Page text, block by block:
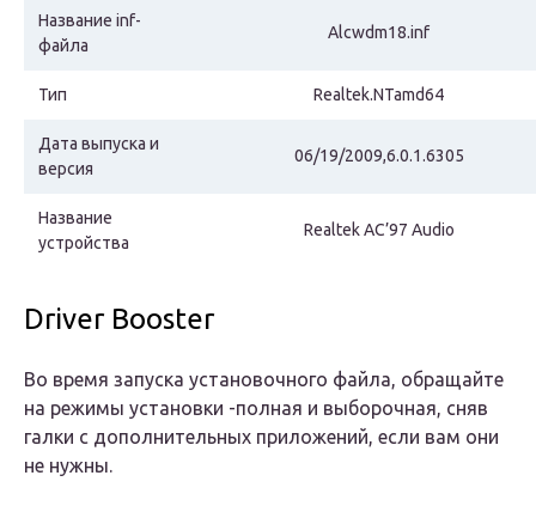
Название inf-
файла
Alcwdm18.inf
Тип Realtek.NTamd64
Дата выпуска и
версия
06/19/2009,6.0.1.6305
Название
устройства
Realtek AC’97 Audio
Driver Booster
Во время запуска установочного файла, обращайте
на режимы установки -полная и выборочная, сняв
галки с дополнительных приложений, если вам они
не нужны.